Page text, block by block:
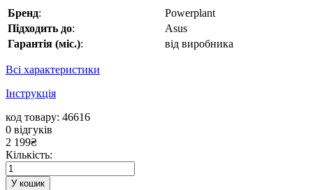
Бренд:
Powerplant
Підходить до:
Asus
Гарантія (міс.): від виробника
Всі характеристики
Інструкція
код товару: 46616
0 відгуків
2 199₴
Кількість:
У кошик